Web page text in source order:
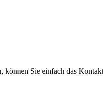
Sie einfach das